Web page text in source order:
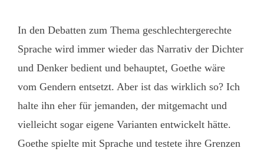
In den Debatten zum Thema geschlechtergerechte
Sprache wird immer wieder das Narrativ der Dichter
und Denker bedient und behauptet, Goethe wäre
vom Gendern entsetzt. Aber ist das wirklich so? Ich
halte ihn eher für jemanden, der mitgemacht und
vielleicht sogar eigene Varianten entwickelt hätte.
Goethe spielte mit Sprache und testete ihre Grenzen